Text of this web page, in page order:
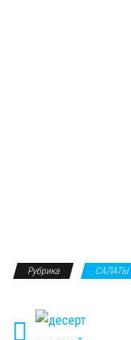
Рубрика САЛАТЫ